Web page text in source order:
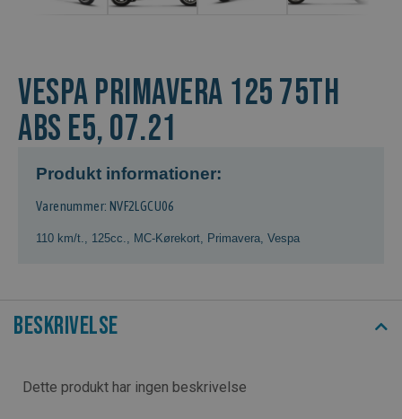
VESPA PRIMAVERA 125 75TH
ABS E5, 07.21
Produkt informationer:
Varenummer: NVF2LGCU06
110 km/t. 125cc. MC-Kørekort Primavera Vespa
Beskrivelse
Dette produkt har ingen beskrivelse